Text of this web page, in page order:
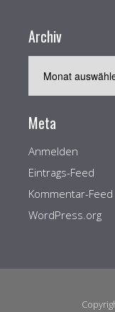
Archiv
Meta
Anmelden
Eintrags-Feed
Kommentar-Feed
WordPress.org